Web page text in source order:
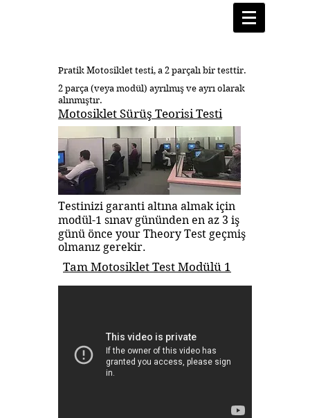
Pratik Motosiklet testi, a 2 parçalı bir testtir.
2 parça (veya modül) ayrılmış ve ayrı olarak
alınmıştır.
Motosiklet Sürüş Teorisi Testi
Testinizi garanti altına almak için
modül-1 sınav gününden en az 3 iş
günü önce your Theory Test geçmiş
olmanız gerekir.
Tam Motosiklet Test Modülü 1